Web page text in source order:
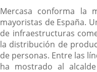
Mercasa conforma la
mayoristas de España.
de infraestructuras
la distribución de
de personas. Entre las
ha mostrado al